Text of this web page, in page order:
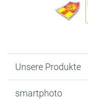
Unsere Produkte
Fotogeschenke
smartphoto